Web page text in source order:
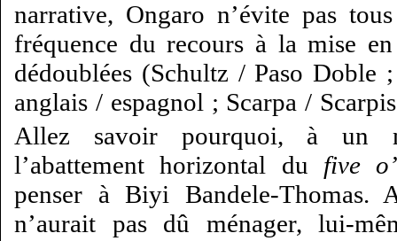
narrative, Ongaro n’évite pas
fréquence du recours à la mise
dédoublées (Schultz / Paso Doble
anglais / espagnol ; Scarpa /
Allez savoir pourquoi, à un
l’abattement horizontal du five
penser à Biyi Bandele-Thomas.
n’aurait pas dû ménager, lui-